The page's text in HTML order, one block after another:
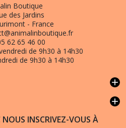
Boutique
des Jardins
- France
62 65 46 00
de 9h30 à 14h30
de 9h30 à 14h30
add
add
NOUS INSCRIVEZ-VOUS À